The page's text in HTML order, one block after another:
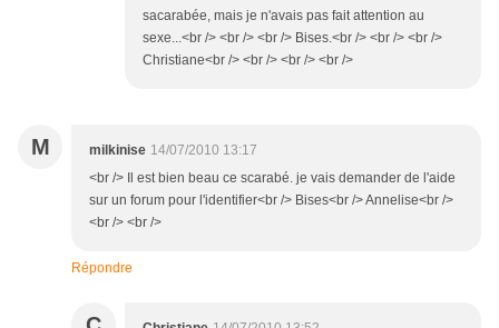
sacarabée, mais je n'avais pas fait attention au
sexe...<br /> <br /> <br /> Bises.<br /> <br /> <br />
Christiane<br /> <br /> <br /> <br />
M milkinise 14/07/2010 13:17
<br /> Il est bien beau ce scarabé. je vais demander de l'aide
sur un forum pour l'identifier<br /> Bises<br /> Annelise<br />
<br /> <br />
Répondre